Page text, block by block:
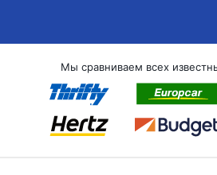
Мы сравниваем всех